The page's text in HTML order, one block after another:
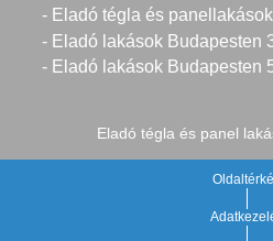
- Eladó tégla és
- Eladó lakások Budapesten
- Eladó lakások Budapesten
Eladó tégla és panel